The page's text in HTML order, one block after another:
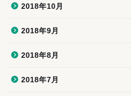
2018年10月
2018年9月
2018年8月
2018年7月